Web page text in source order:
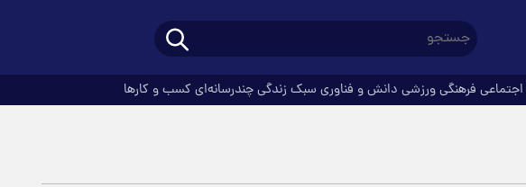
اجتماعی فرهنگیورزشی دانش و فناوری سبک زندگیچندرسانه‌ای کسب و کارها